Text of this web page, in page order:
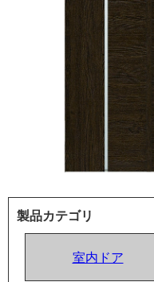
製品カテゴリ
室内ドア